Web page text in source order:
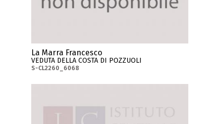
La Marra Francesco
VEDUTA DELLA COSTA DI POZZUOLI
S-CL2260_6068